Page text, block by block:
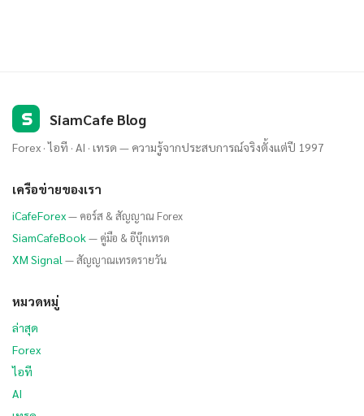
S SiamCafe Blog
Forex · ไอที · AI · เทรด — ความรู้จากประสบการณ์จริงตั้งแต่ปี 1997
เครือข่ายของเรา
iCafeForex— คอร์ส & สัญญาณ Forex
SiamCafeBook— คู่มือ & อีบุ๊กเทรด
XM Signal — สัญญาณเทรดรายวัน
หมวดหมู่
ล่าสุด
Forex
ไอที
AI